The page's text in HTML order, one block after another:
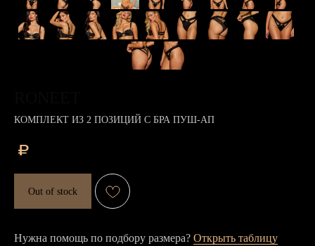
КОМПЛЕКТ ИЗ 2 ПОЗИЦИЙ С БРА ПУШ-АП
₽
Out of stock
Нужна помощь по подбору размера? Открыть таблицу